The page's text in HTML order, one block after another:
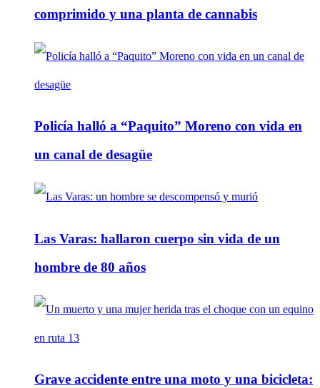
comprimido y una planta de cannabis
Policía halló a “Paquito” Moreno con vida en
un canal de desagüe
Las Varas: hallaron cuerpo sin vida de un
hombre de 80 años
Grave accidente entre una moto y una bicicleta: